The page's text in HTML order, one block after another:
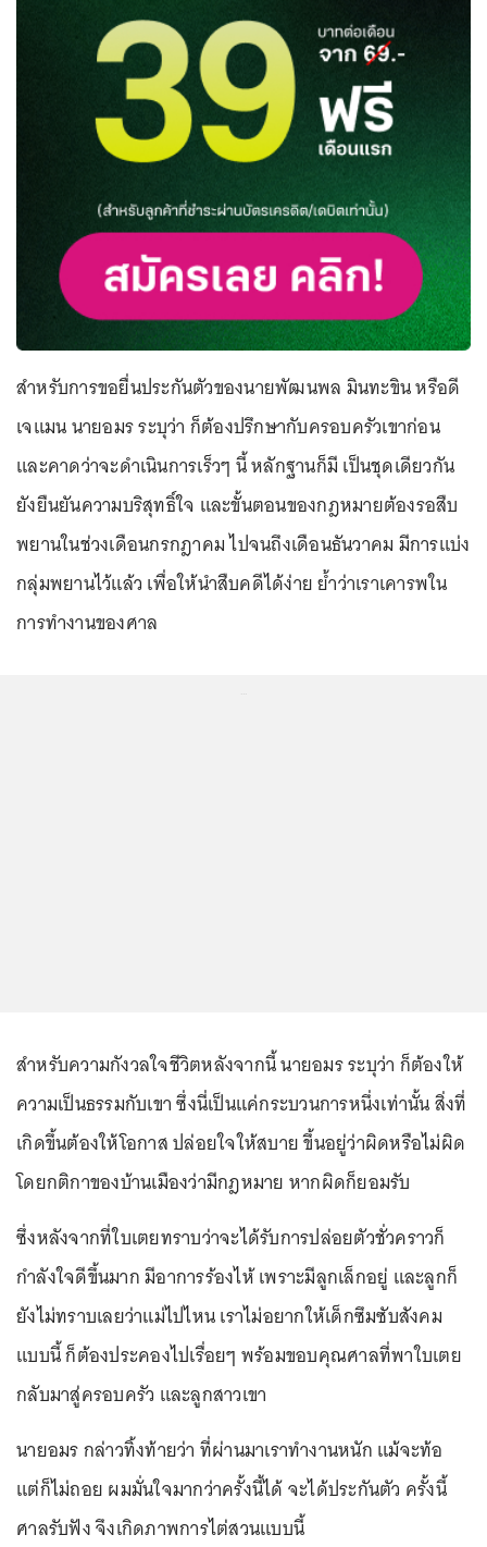
สำหรับการขอยื่นประกันตัวของนายพัฒนพล มินทะขิน หรือดี
เจแมน นายอมร ระบุว่า ก็ต้องปรึกษากับครอบครัวเขาก่อน
และคาดว่าจะดำเนินการเร็วๆ นี้ หลักฐานก็มี เป็นชุดเดียวกัน
ยังยืนยันความบริสุทธิ์ใจ และขั้นตอนของกฎหมายต้องรอสืบ
พยานในช่วงเดือนกรกฎาคม ไปจนถึงเดือนธันวาคม มีการแบ่ง
กลุ่มพยานไว้แล้ว เพื่อให้นำสืบคดีได้ง่าย ย้ำว่าเราเคารพใน
การทำงานของศาล
สำหรับความกังวลใจชีวิตหลังจากนี้ นายอมร ระบุว่า ก็ต้องให้
ความเป็นธรรมกับเขา ซึ่งนี่เป็นแค่กระบวนการหนึ่งเท่านั้น สิ่งที่
เกิดขึ้นต้องให้โอกาส ปล่อยใจให้สบาย ขึ้นอยู่ว่าผิดหรือไม่ผิด
โดยกติกาของบ้านเมืองว่ามีกฎหมาย หากผิดก็ยอมรับ
ซึ่งหลังจากที่ใบเตยทราบว่าจะได้รับการปล่อยตัวชั่วคราวก็
กำลังใจดีขึ้นมาก มีอาการร้องไห้ เพราะมีลูกเล็กอยู่ และลูกก็
ยังไม่ทราบเลยว่าแม่ไปไหน เราไม่อยากให้เด็กซึมซับสังคม
แบบนี้ ก็ต้องประคองไปเรื่อยๆ พร้อมขอบคุณศาลที่พาใบเตย
กลับมาสู่ครอบครัว และลูกสาวเขา
นายอมร กล่าวทิ้งท้ายว่า ที่ผ่านมาเราทำงานหนัก แม้จะท้อ
แต่ก็ไม่ถอย ผมมั่นใจมากว่าครั้งนี้ได้ จะได้ประกันตัว ครั้งนี้
ศาลรับฟัง จึงเกิดภาพการไต่สวนแบบนี้